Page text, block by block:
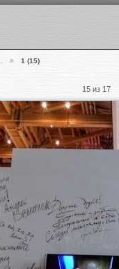
1 (15)
15 из 17